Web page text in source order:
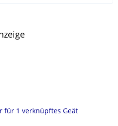
für 1 verknüpftes Geät